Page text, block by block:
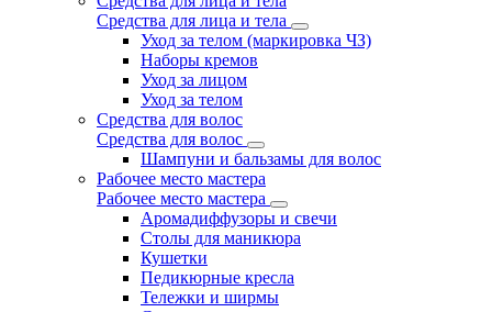
Средства для лица и тела
Уход за телом (маркировка ЧЗ)
Наборы кремов
Уход за лицом
Уход за телом
Средства для волос
Средства для волос
Шампуни и бальзамы для волос
Рабочее место мастера
Рабочее место мастера
Аромадиффузоры и свечи
Столы для маникюра
Кушетки
Педикюрные кресла
Тележки и ширмы